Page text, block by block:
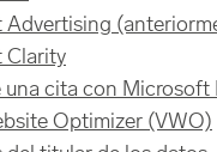
Advertising
Clarity
una cita con Microsoft
Optimizer (VWO)